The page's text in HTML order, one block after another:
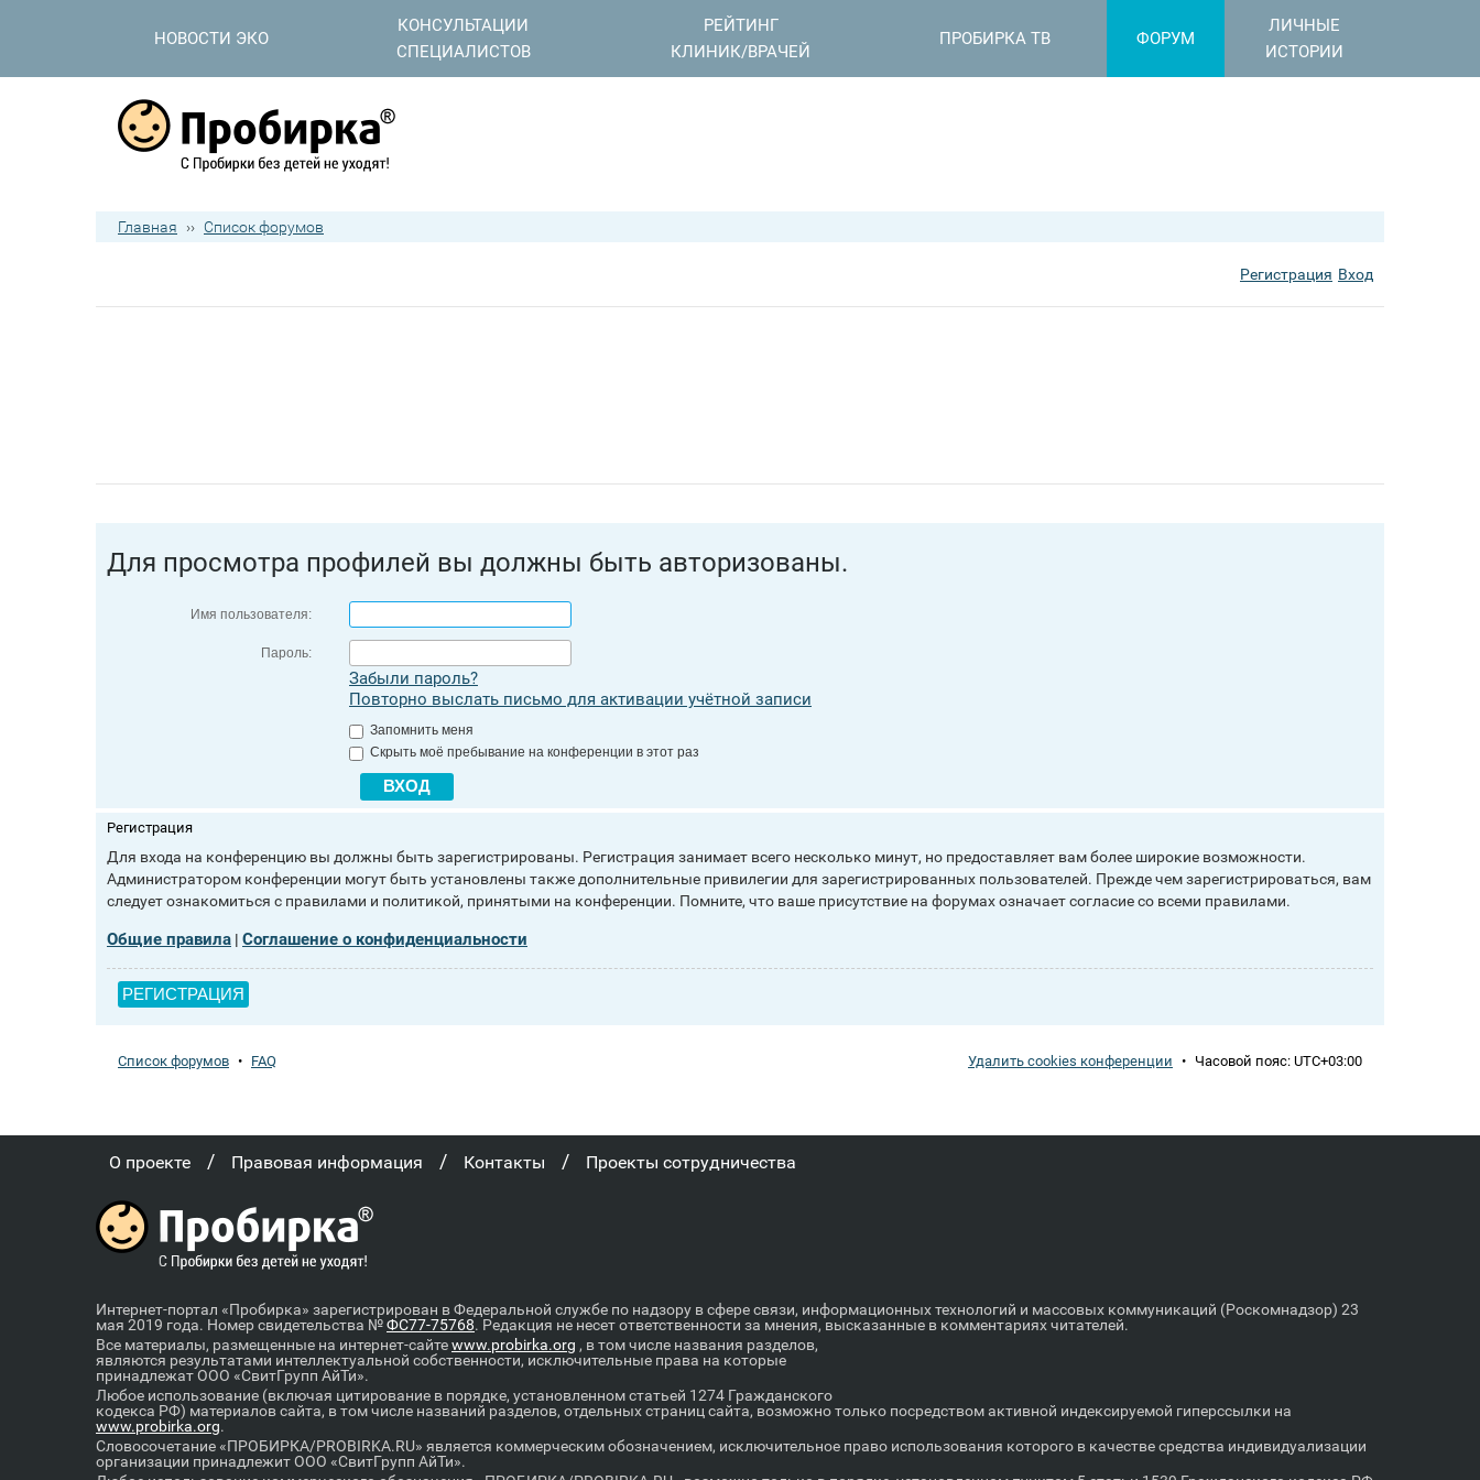
НОВОСТИ ЭКО
КОНСУЛЬТАЦИИ
СПЕЦИАЛИСТОВ
РЕЙТИНГ
КЛИНИК/ВРАЧЕЙ
ПРОБИРКА ТВ ФОРУМ
ЛИЧНЫЕ
ИСТОРИИ
Главная ›› Список форумов
Регистрация Вход
Для просмотра профилей вы должны быть авторизованы.
Имя пользователя:
Пароль:
Забыли пароль?
Повторно выслать письмо для активации учётной записи
Запомнить меня
Скрыть моё пребывание на конференции в этот раз
Регистрация
Для входа на конференцию вы должны быть зарегистрированы. Регистрация занимает всего несколько минут, но предоставляет вам более широкие возможности.
Администратором конференции могут быть установлены также дополнительные привилегии для зарегистрированных пользователей. Прежде чем зарегистрироваться, вам
следует ознакомиться с правилами и политикой, принятыми на конференции. Помните, что ваше присутствие на форумах означает согласие со всеми правилами.
Общие правила | Соглашение о конфиденциальности
РЕГИСТРАЦИЯ
Список форумов • FAQ Удалить cookies конференции • Часовой пояс: UTC+03:00
О проекте / Правовая информация / Контакты / Проекты сотрудничества
Интернет-портал «Пробирка» зарегистрирован в Федеральной службе по надзору в сфере связи, информационных технологий и массовых коммуникаций (Роскомнадзор) 23
мая 2019 года. Номер свидетельства №ФС77-75768. Редакция не несет ответственности за мнения, высказанные в комментариях читателей.
Все материалы, размещенные на интернет-сайтеwww.probirka.org , в том числе названия разделов,
являются результатами интеллектуальной собственности, исключительные права на которые
принадлежат ООО «СвитГрупп АйТи».
Любое использование (включая цитирование в порядке, установленном статьей 1274 Гражданского
кодекса РФ) материалов сайта, в том числе названий разделов, отдельных страниц сайта, возможно только посредством активной индексируемой гиперссылки на
www.probirka.org.
Словосочетание «ПРОБИРКА/PROBIRKA.RU» является коммерческим обозначением, исключительное право использования которого в качестве средства индивидуализации
организации принадлежит ООО «СвитГрупп АйТи».